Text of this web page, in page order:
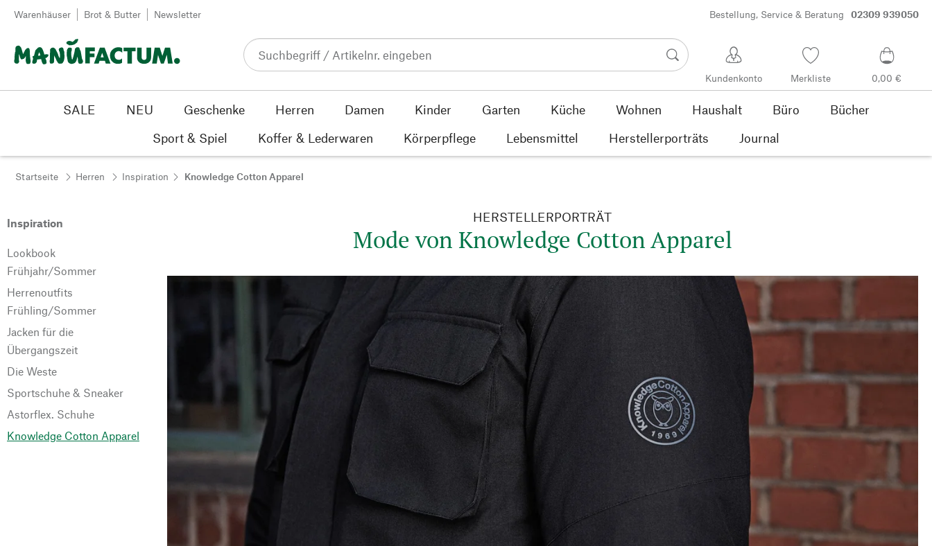
Zum Inhalt springen
Warenhäuser Brot & Butter Newsletter Bestellung, Service & Beratung 02309 939050
Kundenkonto Merkliste 0,00 €
SALE NEU Geschenke Herren Damen Kinder Garten Küche Wohnen Haushalt Büro
Bücher
Sport & Spiel
Koffer & Lederwaren Körperpflege Lebensmittel Herstellerporträts Journal
Startseite Herren Inspiration Knowledge Cotton Apparel
Inspiration
Lookbook
Frühjahr/Sommer
Herrenoutfits
Frühling/Sommer
Jacken für die
Übergangszeit
Die Weste
Sportschuhe & Sneaker
Astorflex. Schuhe
Knowledge Cotton Apparel
HERSTELLERPORTRÄT
Mode von Knowledge Cotton Apparel